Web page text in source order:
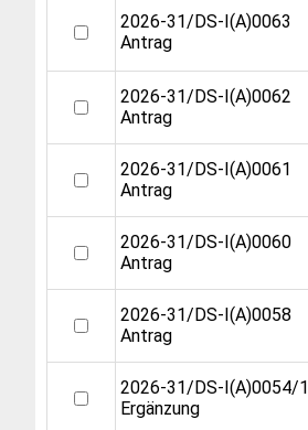
2026-31/DS-I(A)0063
Antrag
2026-31/DS-I(A)0062
Antrag
2026-31/DS-I(A)0061
Antrag
2026-31/DS-I(A)0060
Antrag
2026-31/DS-I(A)0058
Antrag
2026-31/DS-I(A)0054/1
Ergänzung